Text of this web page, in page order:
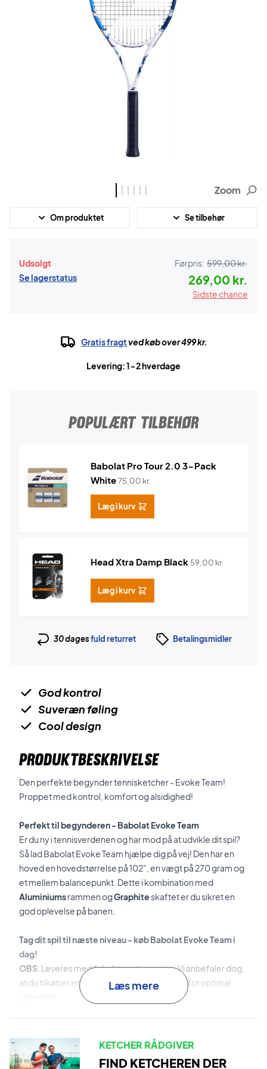
Zoom
Om produktet Se tilbehør
Udsolgt
Se lagerstatus
Førpris: 599,00 kr.
269,00 kr.
Sidste chance
Gratis fragtved køb over 499 kr.
Levering: 1-2 hverdage
POPULÆRT TILBEHØR
Babolat Pro Tour 2.0 3-Pack
White75,00 kr.
Læg i kurv
Head Xtra Damp Black 59,00 kr.
Læg i kurv
30 dagesfuld returret Betalingsmidler
God kontrol
Suveræn føling
Cool design
PRODUKTBESKRIVELSE
Den perfekte begynder tennisketcher - Evoke Team!
Proppet med kontrol, komfort og alsidighed!
Perfekt til begynderen - Babolat Evoke Team
Er du ny i tennisverdenen og har mod på at udvikle dit spil?
Så lad Babolat Evoke Team hjælpe dig på vej! Den har en
hoved en hovedstørrelse på 102", en vægt på 270 gram og
et mellem balancepunkt. Dette i kombination med
Aluminiumsrammen ogGraphite skaftet er du sikret en
god oplevelse på banen.
Tag dit spil til næste niveau - køb Babolat Evoke Team i
dag!
OBS: Leveres med fabriksopstrengning. Vi anbefaler dog,
at du tilkøber en professionel opstrengning for optimal
opstrengning med Babolat RPM Blast og 24 kg.
Læs mere
KETCHER RÅDGIVER
FIND KETCHEREN DER